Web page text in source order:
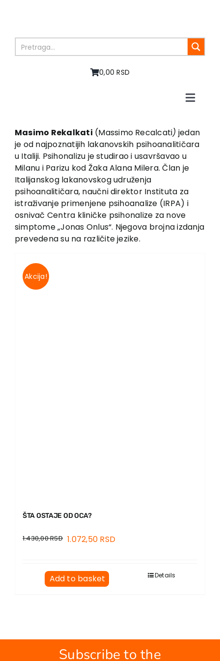
0,00 RSD
Toggle
About us
Books
In preparation
Sale
Authors
News
EU PROJECTS
Contact
Masimo Rekalkati (Massimo Recalcati) jedan
je od najpoznatijih lakanovskih psihoanalitičara
u Italiji. Psihonalizu je studirao i usavršavao u
Milanu i Parizu kod Žaka Alana Milera. Član je
Italijanskog lakanovskog udruženja
psihoanalitičara, naučni direktor Instituta za
istraživanje primenjene psihoanalize (IRPA) i
osnivač Centra kliničke psihonalize za nove
simptome „Jonas Onlus“. Njegova brojna izdanja
prevedena su na različite jezike.
Akcija!
ŠTA OSTAJE OD OCA?
1.430,00RSD 1.072,50 RSD
Add to basket Details
Subscribe to the